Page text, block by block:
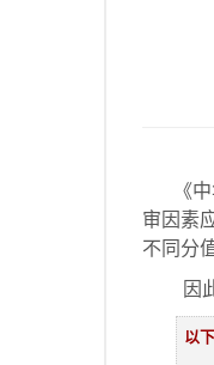
《
审因素
不同分
因
以